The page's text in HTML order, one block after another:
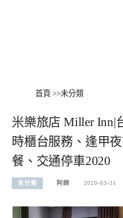
首頁 >>未分類
米樂旅店 Miller Inn|
時櫃台服務、逢甲
餐、交通停車2020
未分類 阿綿 2020-03-31